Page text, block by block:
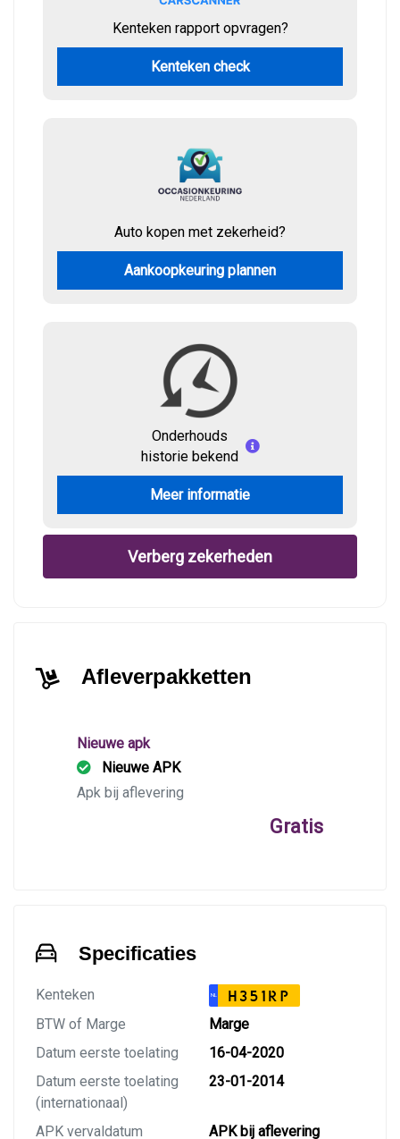
Kenteken rapport opvragen?
Kenteken check
Auto kopen met zekerheid?
Aankoopkeuring plannen
Onderhouds
historie bekend
Meer informatie
Verberg zekerheden
Afleverpakketten
Nieuwe apk
Nieuwe APK
Apk bij aflevering
Gratis
Specificaties
Kenteken NL H351RP
BTW of Marge
Marge
Datum eerste toelating
16-04-2020
Datum eerste toelating
(internationaal)
23-01-2014
APK vervaldatum APK bij aflevering